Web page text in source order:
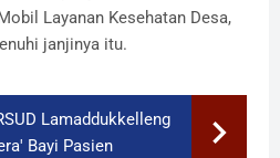
Layanan Kesehatan Desa,
janjinya itu.
Lamaddukkelleng
Bayi Pasien